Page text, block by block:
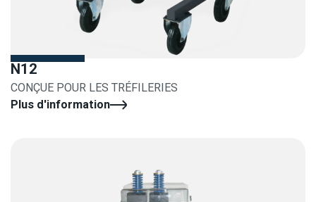
N12
CONÇUE POUR LES TRÉFILERIES
Plus d'information